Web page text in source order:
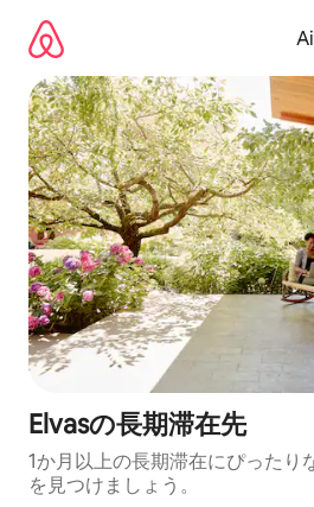
Elvasの長期滞在先
1か月以上の長期滞在にぴったり
を見つけましょう。